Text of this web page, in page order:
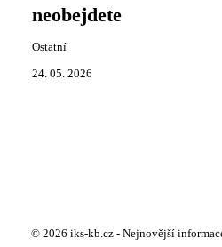
neobejdete
Ostatní
24. 05. 2026
© 2026 iks-kb.cz - Nejnovější